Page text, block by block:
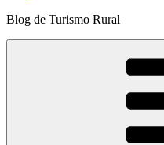
Blog de Turismo Rural